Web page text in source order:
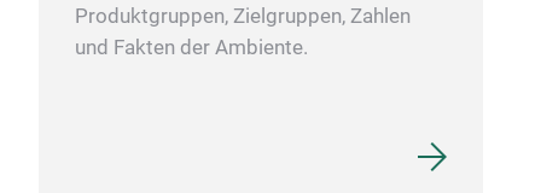
Produktgruppen, Zielgruppen, Zahlen
und Fakten der Ambiente.